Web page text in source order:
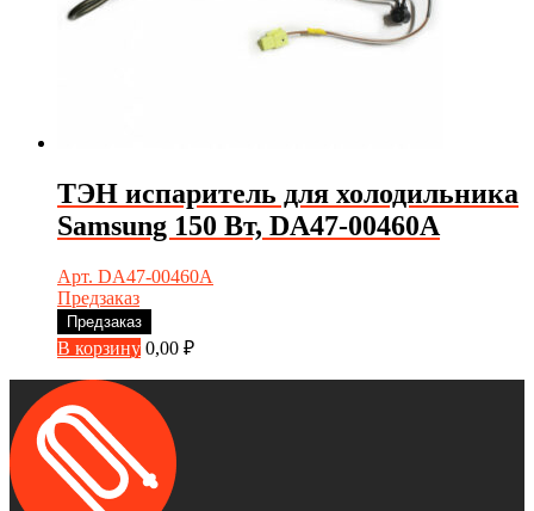
ТЭН испаритель для холодильника
Samsung 150 Вт, DA47-00460A
Арт. DA47-00460A
Предзаказ
Предзаказ
В корзину 0,00 ₽